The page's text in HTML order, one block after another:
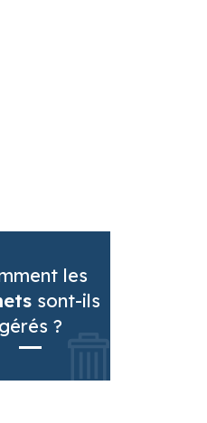
les
sont-ils
gérés ?